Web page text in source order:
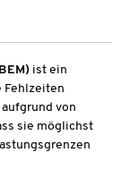
ist ein
Fehlzeiten
von
sie möglichst